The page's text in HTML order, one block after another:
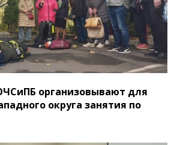
организовывают для
округа занятия по